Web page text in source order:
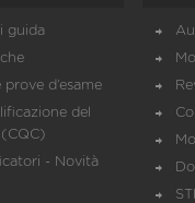
guida
d’esame
del
- Novità